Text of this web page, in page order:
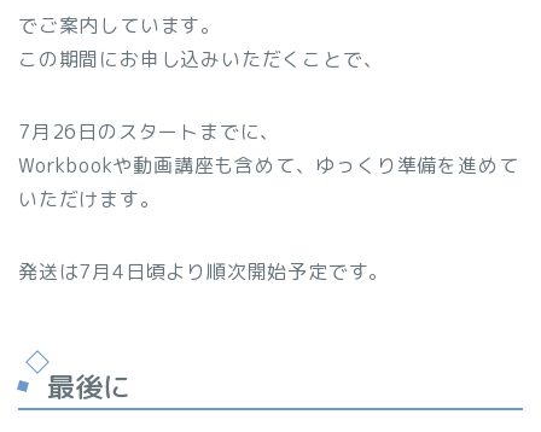
でご案内しています。
この期間にお申し込みいただくことで、
7月26日のスタートまでに、
Workbookや動画講座も含めて、ゆっくり準備を進めて
いただけます。
発送は7月4日頃より順次開始予定です。
最後に